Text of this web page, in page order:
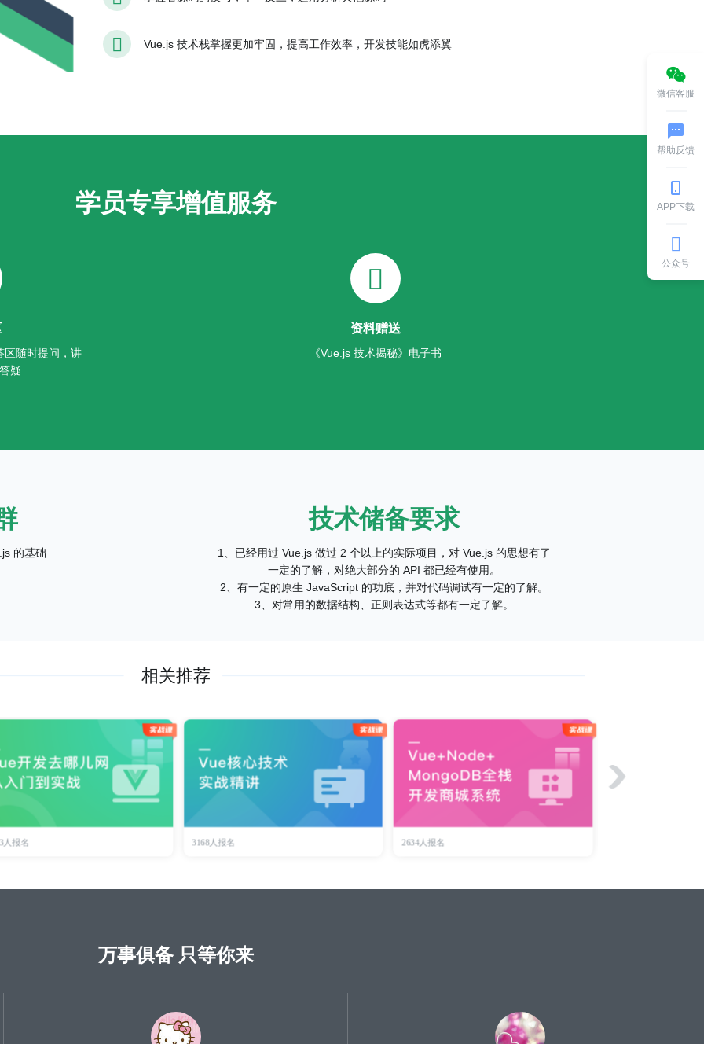
Vue.js 技术栈掌握更加牢固，提高工作效率，开发技能如虎添翼
学员专享增值服务
区随时提问，讲
疑
资料赠送
《Vue.js 技术揭秘》电子书
的基础
技术储备要求
1、已经用过 Vue.js 做过 2 个以上的实际项目，对 Vue.js 的思想有了
一定的了解，对绝大部分的 API 都已经有使用。
2、有一定的原生 JavaScript 的功底，并对代码调试有一定的了解。
3、对常用的数据结构、正则表达式等都有一定了解。
相关推荐
人报名 3168人报名 2634人报名
万事俱备 只等你来
微信客服
帮助反馈
APP下载
公众号